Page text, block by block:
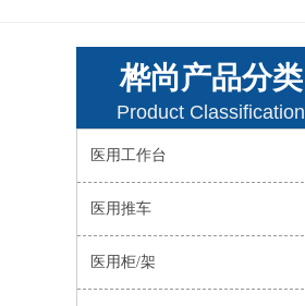
桦尚产品分类
Product Classification
医用工作台
医用推车
医用柜/架